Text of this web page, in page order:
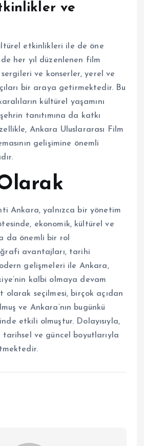
ve
etkinlikleri ile de öne
her yıl düzenlenen film
ve konserler, yerel ve
bir araya getirmektedir. Bu
kültürel yaşamını
tanıtımına da katkı
Ankara Uluslararası Film
gelişimine önemli
Ankara, yalnızca bir yönetim
ekonomik, kültürel ve
da önemli bir rol
avantajları, tarihi
gelişmeleri ile Ankara,
kalbi olmaya devam
olarak seçilmesi, birçok açıdan
ve Ankara’nın bugünkü
etkili olmuştur. Dolayısıyla,
tarihsel ve güncel boyutlarıyla